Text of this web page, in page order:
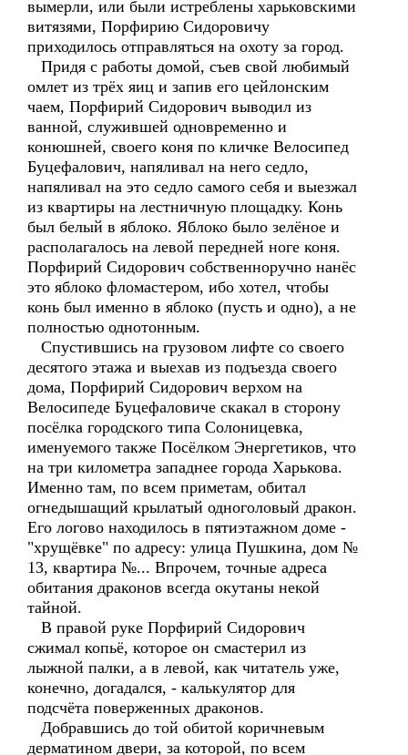
вымерли, или были истреблены харьковскими
витязями, Порфирию Сидоровичу
приходилось отправляться на охоту за город.
Придя с работы домой, съев свой любимый
омлет из трёх яиц и запив его цейлонским
чаем, Порфирий Сидорович выводил из
ванной, служившей одновременно и
конюшней, своего коня по кличке Велосипед
Буцефалович, напяливал на него седло,
напяливал на это седло самого себя и выезжал
из квартиры на лестничную площадку. Конь
был белый в яблоко. Яблоко было зелёное и
располагалось на левой передней ноге коня.
Порфирий Сидорович собственноручно нанёс
это яблоко фломастером, ибо хотел, чтобы
конь был именно в яблоко (пусть и одно), а не
полностью однотонным.
Спустившись на грузовом лифте со своего
десятого этажа и выехав из подъезда своего
дома, Порфирий Сидорович верхом на
Велосипеде Буцефаловиче скакал в сторону
посёлка городского типа Солоницевка,
именуемого также Посёлком Энергетиков, что
на три километра западнее города Харькова.
Именно там, по всем приметам, обитал
огнедышащий крылатый одноголовый дракон.
Его логово находилось в пятиэтажном доме -
"хрущёвке" по адресу: улица Пушкина, дом №
13, квартира №... Впрочем, точные адреса
обитания драконов всегда окутаны некой
тайной.
В правой руке Порфирий Сидорович
сжимал копьё, которое он смастерил из
лыжной палки, а в левой, как читатель уже,
конечно, догадался, - калькулятор для
подсчёта поверженных драконов.
Добравшись до той обитой коричневым
дерматином двери, за которой, по всем